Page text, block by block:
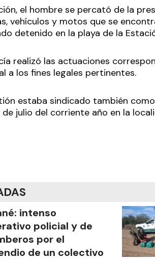
el hombre se percató de la
vehículos y motos que se
detenido en la playa de la
realizó las actuaciones
a los fines legales pertinentes.
estaba sindicado también
julio del corriente año en la
intenso
policial y de
por el
de un colectivo